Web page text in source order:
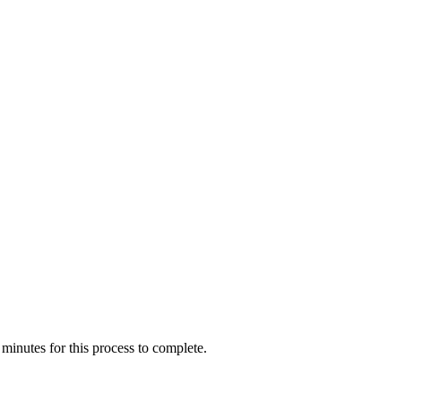
for this process to complete.